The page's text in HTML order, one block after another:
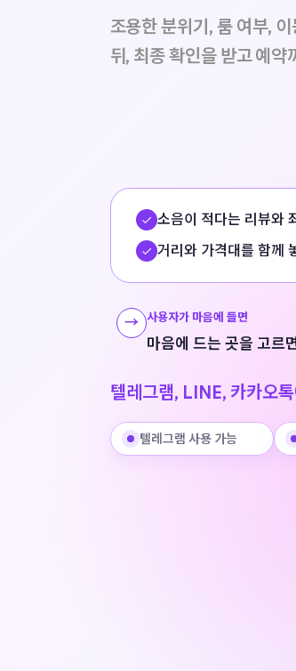
조용한 분위기, 룸 여부,
뒤, 최종 확인을 받고 예약
소음이 적다는 리뷰와
거리와 가격대를 함께
→ 사용자가 마음에 들면
마음에 드는 곳을 고르
텔레그램, LINE, 카카오
텔레그램 사용 가능